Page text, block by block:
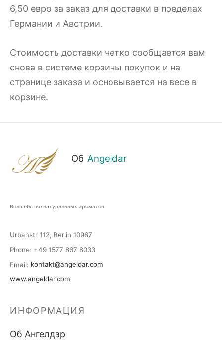
6,50 евро за заказ для доставки в пределах
Германии и Австрии.
Стоимость доставки четко сообщается вам
снова в системе корзины покупок и на
странице заказа и основывается на весе в
корзине.
Об Angeldar
Волшебство натуральных ароматов
Urbanstr 112, Berlin 10967
Phone: +49 1577 867 8033
Email: kontakt@angeldar.com
www.angeldar.com
ИНФОРМАЦИЯ
Об Ангелдар